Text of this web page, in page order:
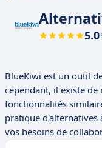
5.0
BlueKiwi est un outil
cependant, il existe
fonctionnalités
pratique
vos besoins de